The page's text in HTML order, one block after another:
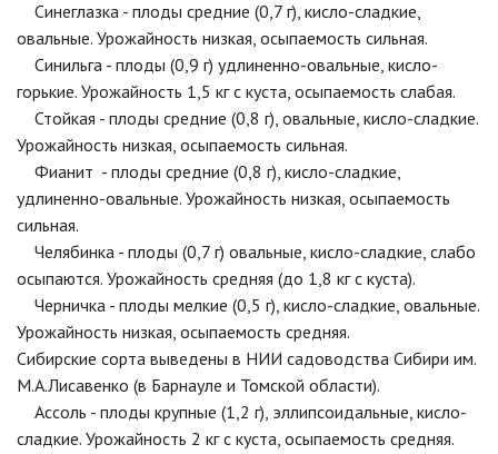
Синеглазка - плоды средние (0,7 г), кисло-сладкие,
овальные. Урожайность низкая, осыпаемость сильная.
Синильга - плоды (0,9 г) удлиненно-овальные, кисло-
горькие. Урожайность 1,5 кг с куста, осыпаемость слабая.
Стойкая - плоды средние (0,8 г), овальные, кисло-сладкие.
Урожайность низкая, осыпаемость сильная.
Фианит - плоды средние (0,8 г), кисло-сладкие,
удлиненно-овальные. Урожайность низкая, осыпаемость
сильная.
Челябинка - плоды (0,7 г) овальные, кисло-сладкие, слабо
осыпаются. Урожайность средняя (до 1,8 кг с куста).
Черничка - плоды мелкие (0,5 г), кисло-сладкие, овальные.
Урожайность низкая, осыпаемость средняя.
Сибирские сорта выведены в НИИ садоводства Сибири им.
М.А.Лисавенко (в Барнауле и Томской области).
Ассоль - плоды крупные (1,2 г), эллипсоидальные, кисло-
сладкие. Урожайность 2 кг с куста, осыпаемость средняя.